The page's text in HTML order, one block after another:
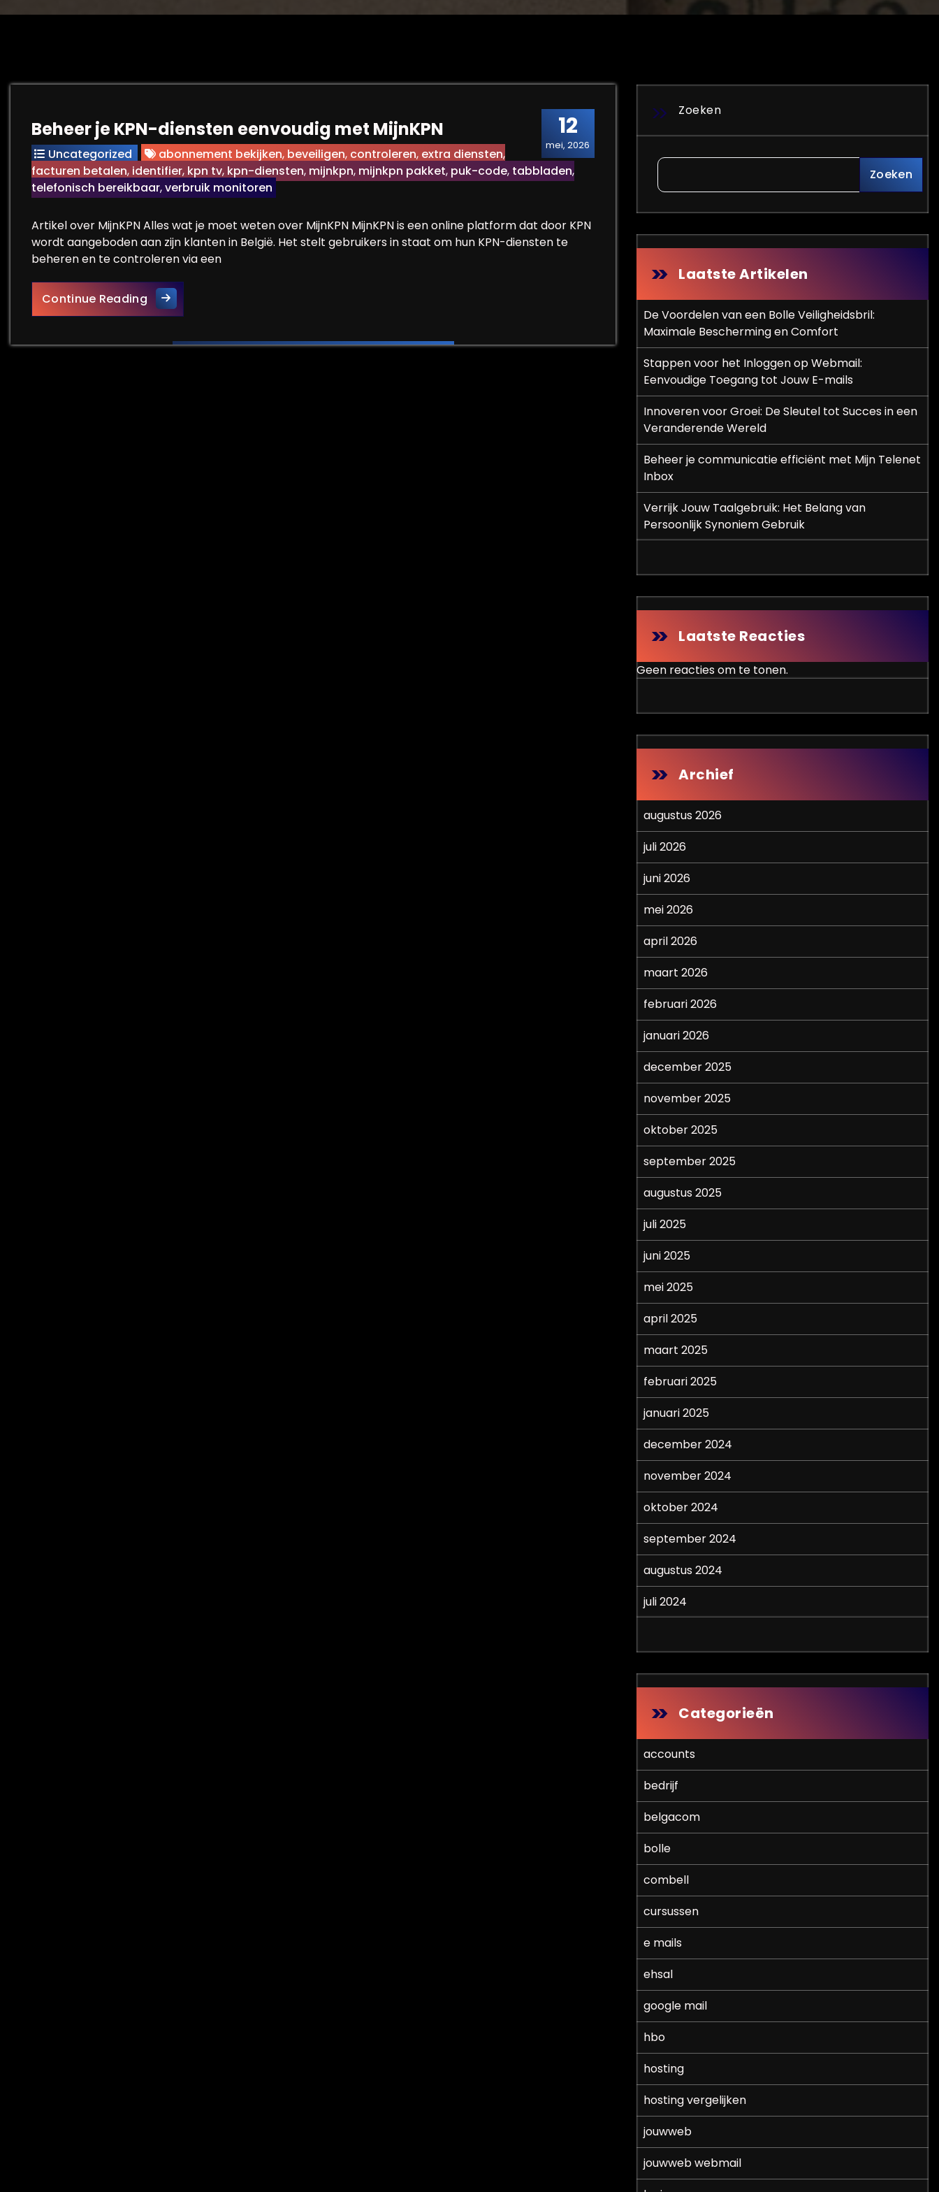
12
mei, 2026
Beheer je KPN-diensten eenvoudig met MijnKPN
Uncategorized abonnement bekijken, beveiligen, controleren, extra diensten,
facturen betalen, identifier, kpn tv, kpn-diensten, mijnkpn, mijnkpn pakket, puk-code, tabbladen,
telefonisch bereikbaar,verbruik monitoren
Artikel over MijnKPN Alles wat je moet weten over MijnKPN MijnKPN is een online platform dat door KPN
wordt aangeboden aan zijn klanten in België. Het stelt gebruikers in staat om hun KPN-diensten te
beheren en te controleren via een
Continue ReadingBeheer je KPN-diensten eenvoudig met MijnKPN
Zoeken
Zoeken
Laatste Artikelen
De Voordelen van een Bolle Veiligheidsbril:
Maximale Bescherming en Comfort
Stappen voor het Inloggen op Webmail:
Eenvoudige Toegang tot Jouw E-mails
Innoveren voor Groei: De Sleutel tot Succes in een
Veranderende Wereld
Beheer je communicatie efficiënt met Mijn Telenet
Inbox
Verrijk Jouw Taalgebruik: Het Belang van
Persoonlijk Synoniem Gebruik
Laatste Reacties
Geen reacties om te tonen.
Archief
augustus 2026
juli 2026
juni 2026
mei 2026
april 2026
maart 2026
februari 2026
januari 2026
december 2025
november 2025
oktober 2025
september 2025
augustus 2025
juli 2025
juni 2025
mei 2025
april 2025
maart 2025
februari 2025
januari 2025
december 2024
november 2024
oktober 2024
september 2024
augustus 2024
juli 2024
Categorieën
accounts
bedrijf
belgacom
bolle
combell
cursussen
e mails
ehsal
google mail
hbo
hosting
hosting vergelijken
jouwweb
jouwweb webmail